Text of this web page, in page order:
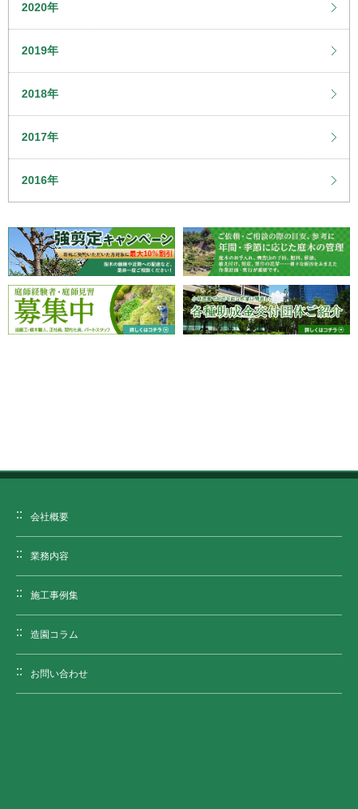
2020年
2019年
2018年
2017年
2016年
会社概要
業務内容
施工事例集
造園コラム
お問い合わせ